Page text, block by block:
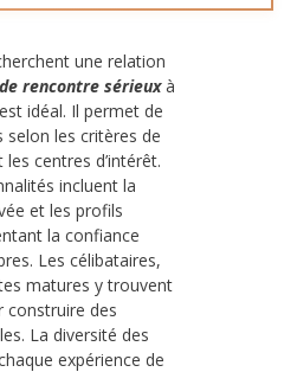
une relation
rencontre sérieuxà
idéal. Il permet de
les critères de
centres d’intérêt.
incluent la
et les profils
la confiance
Les célibataires,
matures y trouvent
construire des
La diversité des
expérience de